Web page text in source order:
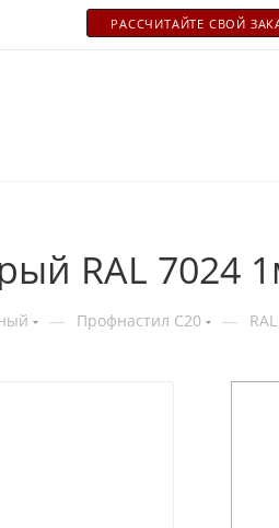
РАСCЧИТАЙТЕ СВОЙ
RAL 7024
— Профнастил С20 —